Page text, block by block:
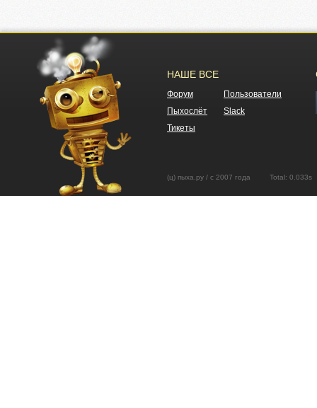
НАШЕ ВСЕ
Форум
Пользователи
Пыхослёт
Slack
Тикеты
(ц) пыха.ру / с 2007 года Total: